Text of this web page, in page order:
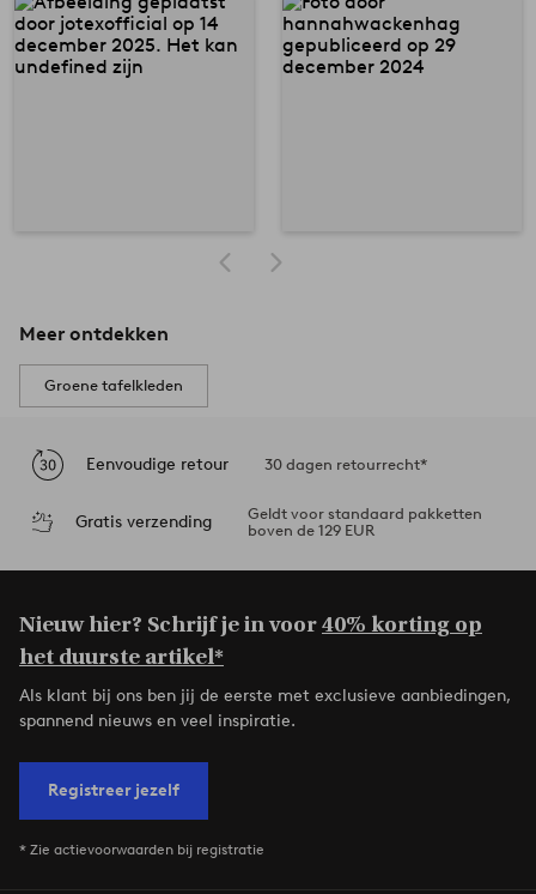
Meer ontdekken
Groene tafelkleden
Eenvoudige retour 30 dagen retourrecht*
Gratis verzending
Geldt voor standaard pakketten
boven de 129 EUR
Nieuw hier? Schrijf je in voor40% korting op
het duurste artikel*
Als klant bij ons ben jij de eerste met exclusieve aanbiedingen,
spannend nieuws en veel inspiratie.
Registreer jezelf
* Zie actievoorwaarden bij registratie